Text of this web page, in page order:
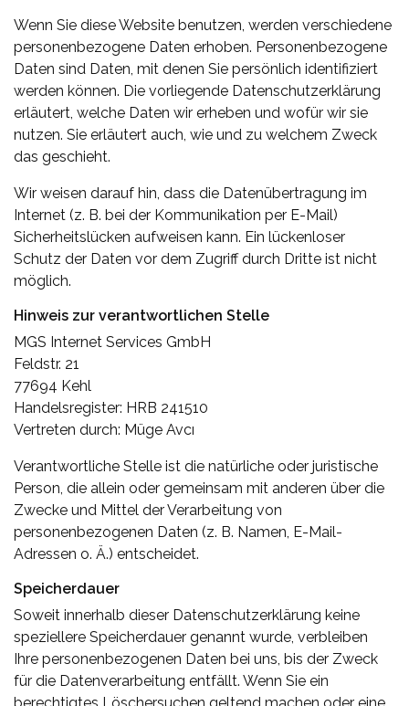
Wenn Sie diese Website benutzen, werden verschiedene
personenbezogene Daten erhoben. Personenbezogene
Daten sind Daten, mit denen Sie persönlich identifiziert
werden können. Die vorliegende Datenschutzerklärung
erläutert, welche Daten wir erheben und wofür wir sie
nutzen. Sie erläutert auch, wie und zu welchem Zweck
das geschieht.
Wir weisen darauf hin, dass die Datenübertragung im
Internet (z. B. bei der Kommunikation per E-Mail)
Sicherheitslücken aufweisen kann. Ein lückenloser
Schutz der Daten vor dem Zugriff durch Dritte ist nicht
möglich.
Hinweis zur verantwortlichen Stelle
MGS Internet Services GmbH
Feldstr. 21
77694 Kehl
Handelsregister: HRB 241510
Vertreten durch: Müge Avcı
Verantwortliche Stelle ist die natürliche oder juristische
Person, die allein oder gemeinsam mit anderen über die
Zwecke und Mittel der Verarbeitung von
personenbezogenen Daten (z. B. Namen, E-Mail-
Adressen o. Ä.) entscheidet.
Speicherdauer
Soweit innerhalb dieser Datenschutzerklärung keine
speziellere Speicherdauer genannt wurde, verbleiben
Ihre personenbezogenen Daten bei uns, bis der Zweck
für die Datenverarbeitung entfällt. Wenn Sie ein